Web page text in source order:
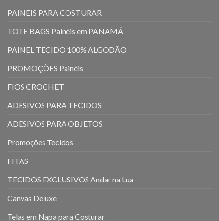
PAINEIS PARA COSTURAR
TOTE BAGS Painéis em PANAMÁ
PAINEL TECIDO 100% ALGODÃO
PROMOÇÕES Painéis
FIOS CROCHET
ADESIVOS PARA TECIDOS
ADESIVOS PARA OBJETOS
Promoções Tecidos
FITAS
TECIDOS EXCLUSIVOS Andar na Lua
Canvas Deluxe
Telas em Napa para Costurar